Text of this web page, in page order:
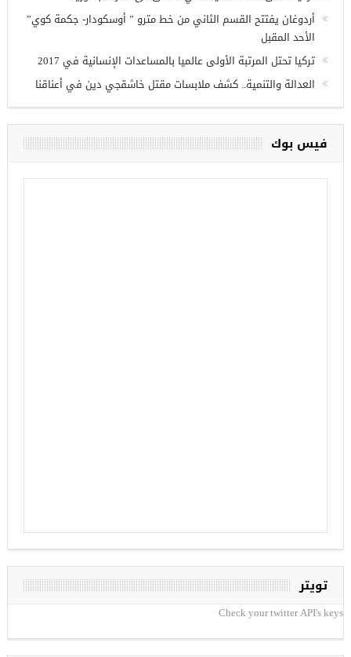
أردوغان يفتتح القسم الثاني من خط مترو ” أوسكودار- جكمة كوي”
الأحد المقبل
تركيا تحتل المرتبة الأولى عالميا بالمساعدات الإنسانية في 2017
العدالة والتنمية.. كشف ملابسات مقتل خاشقجي دين في أعناقنا
فيس بوك
تويتر
Check your twitter API's keys